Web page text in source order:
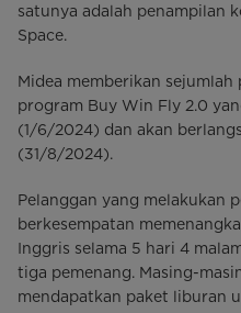
satunya adalah penampilan
Space.
Midea memberikan
program Buy Win Fly 2.0
(1/6/2024) dan akan
(31/8/2024).
Pelanggan yang melakukan
berkesempatan
Inggris selama 5 hari 4
tiga pemenang. Masing-
mendapatkan paket liburan